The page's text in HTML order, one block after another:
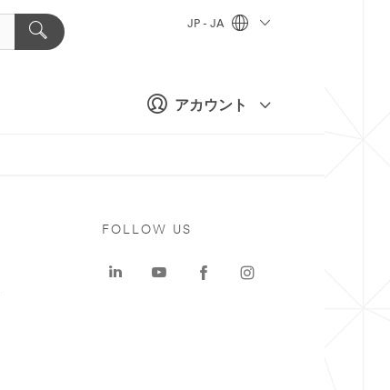
アカウント
JP - JA
FOLLOW US